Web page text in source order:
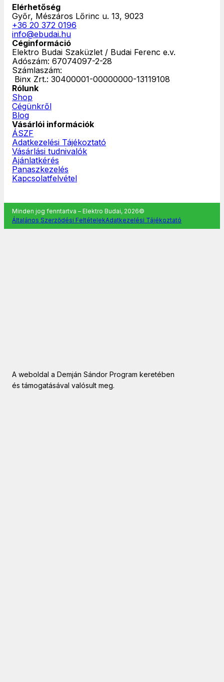
Elérhetőség
Győr, Mészáros Lőrinc u. 13, 9023
+36 20 372 0196
info@ebudai.hu
Céginformáció
Elektro Budai Szaküzlet / Budai Ferenc e.v.
Adószám: 67074097-2-28
Számlaszám:
‎ Binx Zrt.: 30400001-00000000-13119108
Rólunk
Shop
Cégünkről
Blog
Vásárlói információk
ÁSZF
Adatkezelési Tájékoztató
Vásárlási tudnivalók
Ajánlatkérés
Panaszkezelés
Kapcsolatfelvétel
Minden jog fenntartva – Elektro Budai, 2026©
Általános Szerződési FeltételekAdatkezelési Tájékoztató
A weboldal a Demján Sándor Program keretében
és támogatásával valósult meg.